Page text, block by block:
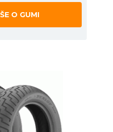
O GUMI